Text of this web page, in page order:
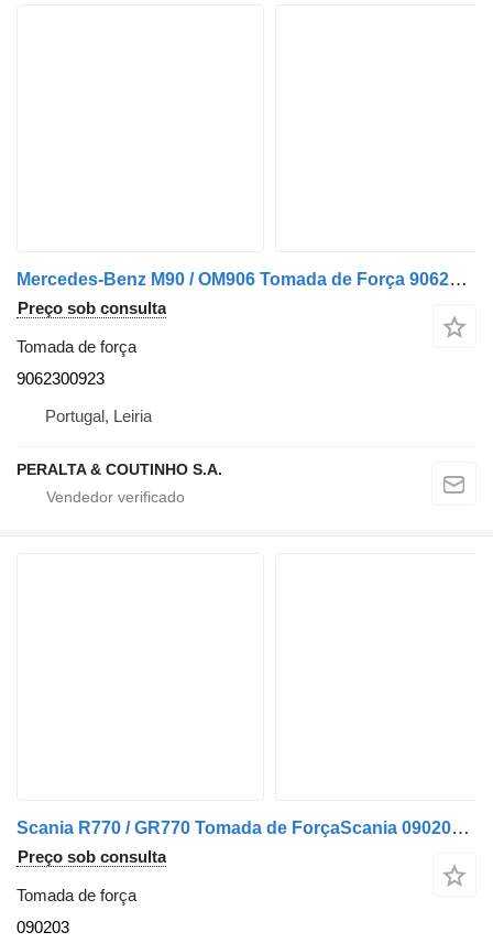
Mercedes-Benz M90 / OM906 Tomada de Força 9062300923 para camião Mercedes-Benz
Preço sob consulta
Tomada de força
9062300923
Portugal, Leiria
PERALTA & COUTINHO S.A.
Scania R770 / GR770 Tomada de ForçaScania 090203 para camião Scania
Preço sob consulta
Tomada de força
090203